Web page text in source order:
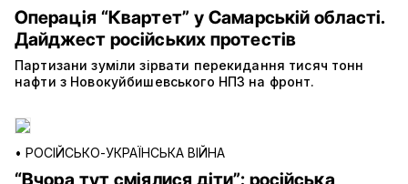
Операція “Квартет” у Самарській області.
Дайджест російських протестів
Партизани зуміли зірвати перекидання тисяч тонн
нафти з Новокуйбишевського НПЗ на фронт.
• РОСІЙСЬКО-УКРАЇНСЬКА ВІЙНА
“Вчора тут сміялися діти”: російська